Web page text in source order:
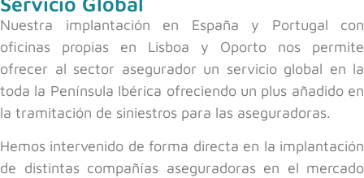
Nuestra implantación en España y Portugal con
oficinas propias en Lisboa y Oporto nos permite
ofrecer al sector asegurador un servicio global en la
toda la Península Ibérica ofreciendo un plus añadido en
la tramitación de siniestros para las aseguradoras.
Hemos intervenido de forma directa en la implantación
de distintas compañías aseguradoras en el mercado